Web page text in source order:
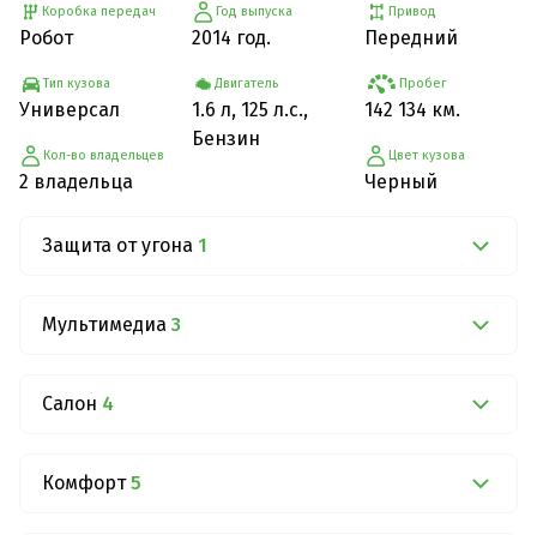
Коробка передач
Робот
Тип кузова
Универсал
Кол-во владельцев
2 владельца
Год выпуска
2014 год.
Двигатель
1.6 л, 125 л.с.,
Бензин
Привод
Передний
Пробег
142 134 км.
Цвет кузова
Черный
Защита от угона 1
Мультимедиа 3
Салон 4
Комфорт 5